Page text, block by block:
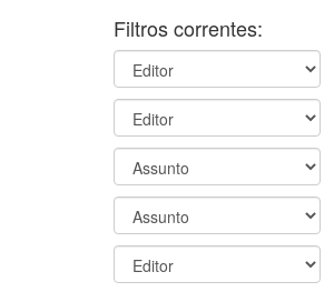
Filtros correntes: